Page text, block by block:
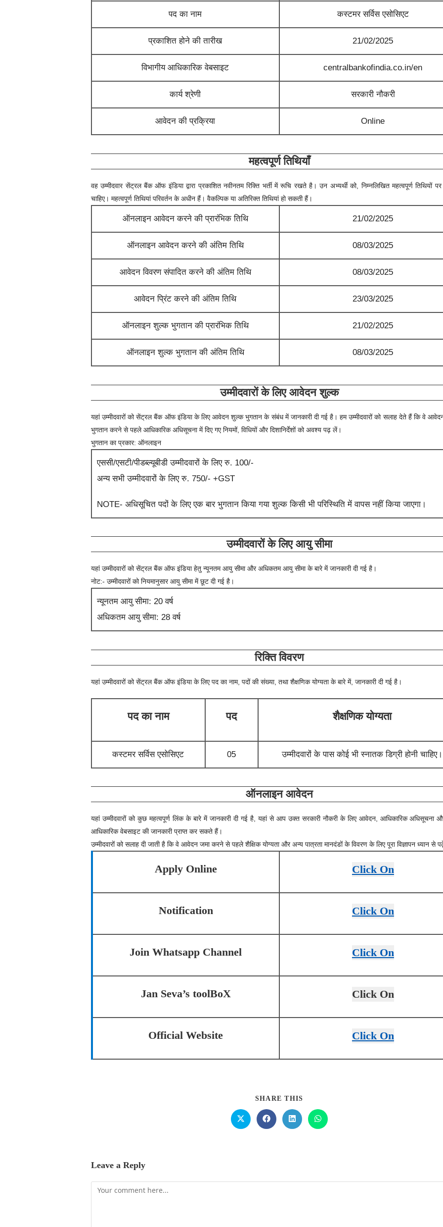
पद का नाम कस्टमर सर्विस एसोसिएट
प्रकाशित होने की तारीख 21/02/2025
विभागीय आधिकारिक वेबसाइट centralbankofindia.co.in/en
कार्य श्रेणी सरकारी नौकरी
आवेदन की प्रक्रिया Online
महत्वपूर्ण तिथियाँ
वह उम्मीदवार सेंट्रल बैंक ऑफ इंडियाद्वारा प्रकाशित नवीनतम रिक्ति भर्ती में रूचि रखते है। उन अभ्यर्थी को, निम्नलिखित महत्वपूर्ण तिथियों
चाहिए। महत्वपूर्ण तिथियां परिवर्तन के अधीन हैं। वैकल्पिक या अतिरिक्त तिथियां हो सकती हैं।
ऑनलाइन आवेदन करने की प्रारंभिक तिथि 21/02/2025
ऑनलाइन आवेदन करने की अंतिम तिथि 08/03/2025
आवेदन विवरण संपादित करने की अंतिम तिथि 08/03/2025
आवेदन प्रिंट करने की अंतिम तिथि 23/03/2025
ऑनलाइन शुल्क भुगतान की प्रारंभिक तिथि 21/02/2025
ऑनलाइन शुल्क भुगतान की अंतिम तिथि 08/03/2025
उम्मीदवारों के लिए आवेदन शुल्क
यहां उम्मीदवारों कोसेंट्रल बैंक ऑफ इंडियाके लिए आवेदन शुल्क भुगतान के संबंध में जानकारी दी गई है। हम उम्मीदवारों को सलाह देते हैं कि वे
भुगतान करने से पहले आधिकारिक अधिसूचना में दिए गए नियमों, विधियों और दिशानिर्देशों को अवश्य पढ़ लें।
भुगतान का प्रकार: ऑनलाइन
एससी/एसटी/पीडब्ल्यूबीडी उम्मीदवारों के लिए रु. 100/-
अन्य सभी उम्मीदवारों के लिए रु. 750/- +GST
NOTE- अधिसूचित पदों के लिए एक बार भुगतान किया गया शुल्क किसी भी परिस्थिति में वापस नहीं किया जाएगा।
उम्मीदवारों के लिए आयु सीमा
यहां उम्मीदवारों कोसेंट्रल बैंक ऑफ इंडियाहेतु न्यूनतम आयु सीमा और अधिकतम आयु सीमा के बारे में जानकारी दी गई है।
नोट:- उम्मीदवारों को नियमानुसार आयु सीमा में छूट दी गई है।
न्यूनतम आयु सीमा: 20 वर्ष
अधिकतम आयु सीमा: 28 वर्ष
रिक्ति विवरण
यहां उम्मीदवारों कोसेंट्रल बैंक ऑफ इंडियाके लिए पद का नाम, पदों की संख्या, तथा शैक्षणिक योग्यता के बारे में, जानकारी दी गई है।
पद का नाम पद शैक्षणिक योग्यता
कस्टमर सर्विस एसोसिएट 05 उम्मीदवारों के पास कोई भी स्नातक डिग्री होनी चाहिए।
ऑनलाइन आवेदन
यहां उम्मीदवारों को कुछ महत्वपूर्ण लिंक के बारे में जानकारी दी गई है, यहां से आप उक्त सरकारी नौकरी के लिए आवेदन, आधिकारिक अधिसूचना और
आधिकारिक वेबसाइट की जानकारी प्राप्त कर सकते हैं।
उम्मीदवारों को सलाह दी जाती है कि वे आवेदन जमा करने से पहले शैक्षिक योग्यता और अन्य पात्रता मानदंडों के विवरण के लिए पूरा विज्ञापन ध्यान से
Apply Online Click On
Notification Click On
Join Whatsapp Channel Click On
Jan Seva’s toolBoX Click On
Official Website Click On
SHARE THIS
Leave a Reply